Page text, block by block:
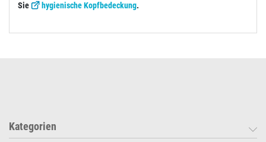
Sie
hygienische Kopfbedeckung.
Kategorien